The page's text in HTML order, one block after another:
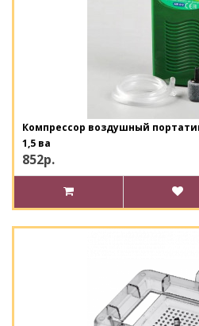
Компрессор воздушный
1,5 ва
852р.